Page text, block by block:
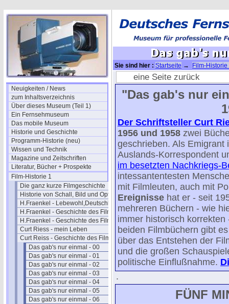
Neuigkeiten / News
zum Inhaltsverzeichnis
Über dieses Museum (Teil 1)
Ein Fernsehmuseum
Das mobile Museum
Historie und Geschichte
Programm-Historie (neu)
Wissen und Technik
Magazine und Zeitschriften
Literatur, Bücher + Prospekte
Film-Historie 1
Die ganz kurze Filmgeschichte
Historie von Schall, Bild und Optik
H.Fraenkel - Lebewohl,Deutschland
H.Fraenkel - Geschichte des Films 1
H.Fraenkel - Geschichte des Films 2
Curt Riess - mein Leben
Curt Reiss - Geschichte des Films I
Das gab's nur einmal - 00
Das gab's nur einmal - 01
Das gab's nur einmal - 02
Das gab's nur einmal - 03
Das gab's nur einmal - 04
Das gab's nur einmal - 05
Das gab's nur einmal - 06
Sie sind hier : Startseite →
Film-Historie
- 61
eine Seite zurück
"Das gab's nur
Der Schriftsteller Curt
1956 und 1958 zwei
geschrieben. Als Emigrant
Auslands-Korrespondent
im besetzten Nachkriegs-
intessantentesten
mit Filmleuten, auch mit
Ereignisse hat er - seit
mehreren Büchern - wie
immer historisch
beiden Filmbüchern gibt
über das Entstehen der
und die großen
politische Einflußnahme.
.
FÜNF